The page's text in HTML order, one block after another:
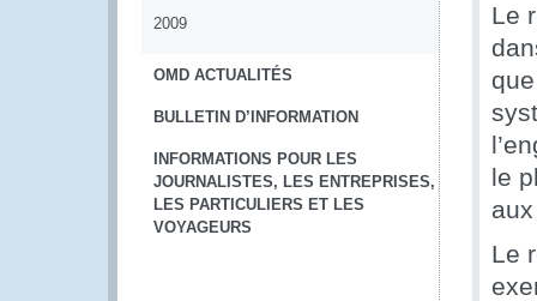
2009
OMD ACTUALITÉS
BULLETIN D’INFORMATION
INFORMATIONS POUR LES
JOURNALISTES, LES ENTREPRISES,
LES PARTICULIERS ET LES
VOYAGEURS
Le
le
Le